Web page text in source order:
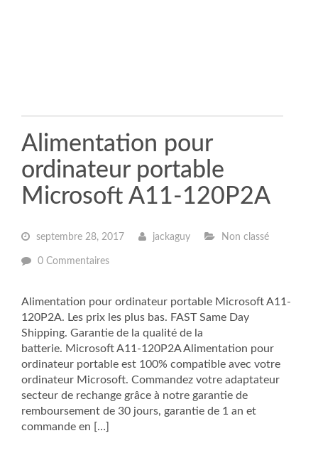
Alimentation pour
ordinateur portable
Microsoft A11-120P2A
septembre 28, 2017 jackaguy Non classé
0 Commentaires
Alimentation pour ordinateur portable Microsoft A11-
120P2A. Les prix les plus bas. FAST Same Day
Shipping. Garantie de la qualité de la
batterie. Microsoft A11-120P2A Alimentation pour
ordinateur portable est 100% compatible avec votre
ordinateur Microsoft. Commandez votre adaptateur
secteur de rechange grâce à notre garantie de
remboursement de 30 jours, garantie de 1 an et
commande en […]